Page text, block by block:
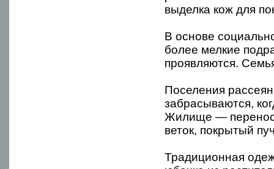
выделка кож для
В основе
более мелкие
проявляются.
Поселения
забрасываются,
Жилище —
веток, покрытый
Традиционная